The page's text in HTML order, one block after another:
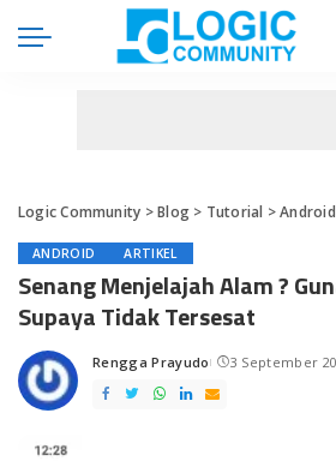
Logic Community >Blog> Tutorial >Android
ANDROID ARTIKEL
Senang Menjelajah Alam ?
Supaya Tidak Tersesat
Posted
by
Rengga Prayudo 3 September